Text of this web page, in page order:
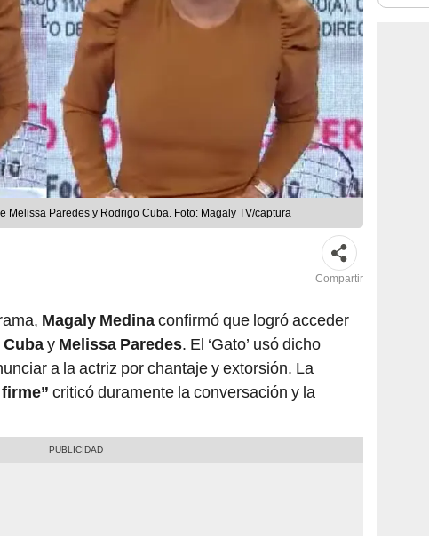
Melissa Paredes y Rodrigo Cuba. Foto: Magaly TV/captura
Compartir
Magaly Medinaconfirmó que logró acceder
y Melissa Paredes. El ‘Gato’ usó dicho
a la actriz por chantaje y extorsión. La
criticó duramente la conversación y la